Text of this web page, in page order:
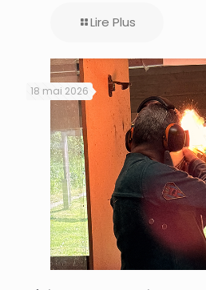
Lire Plus
18 mai 2026